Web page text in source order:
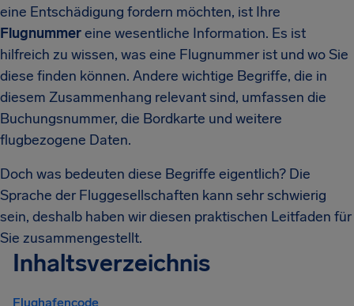
eine Entschädigung fordern möchten, ist Ihre
Flugnummereine wesentliche Information. Es ist
hilfreich zu wissen, was eine Flugnummer ist und wo Sie
diese finden können. Andere wichtige Begriffe, die in
diesem Zusammenhang relevant sind, umfassen die
Buchungsnummer, die Bordkarte und weitere
flugbezogene Daten.
Doch was bedeuten diese Begriffe eigentlich? Die
Sprache der Fluggesellschaften kann sehr schwierig
sein, deshalb haben wir diesen praktischen Leitfaden für
Sie zusammengestellt.
Inhaltsverzeichnis
Flughafencode